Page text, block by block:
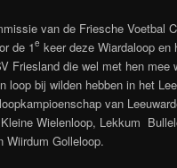
van de Friesche Voetbal
de 1e keer deze Wiardaloop en
Friesland die wel met hen mee
loop bij wilden hebben in het
van
Wielenloop, Lekkum
Wiirdum Golleloop.